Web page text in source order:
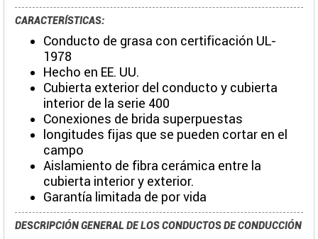
CARACTERÍSTICAS:
Conducto de grasa con certificación UL-
1978
Hecho en EE. UU.
Cubierta exterior del conducto y cubierta
interior de la serie 400
Conexiones de brida superpuestas
longitudes fijas que se pueden cortar en el
campo
Aislamiento de fibra cerámica entre la
cubierta interior y exterior.
Garantía limitada de por vida
DESCRIPCIÓN GENERAL DE LOS CONDUCTOS DE CONDUCCIÓN